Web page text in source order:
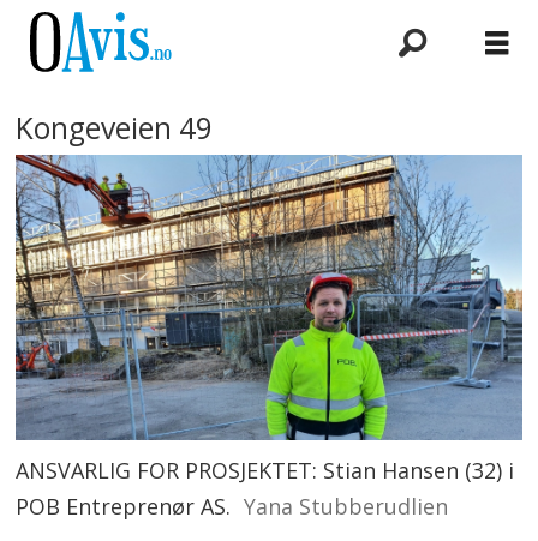
Kongeveien 49
ANSVARLIG FOR PROSJEKTET: Stian Hansen (32) i
POB Entreprenør AS. Yana Stubberudlien